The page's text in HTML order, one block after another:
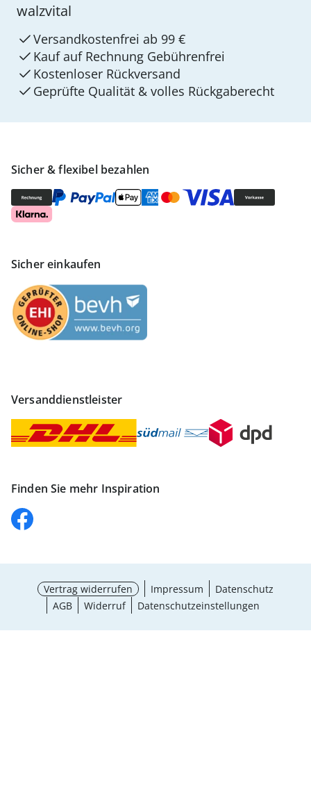
Sicher & flexibel bezahlen
Sicher einkaufen
Versanddienstleister
Finden Sie mehr Inspiration
walzvital
Versandkostenfrei ab 99 €
Kauf auf Rechnung Gebührenfrei
Kostenloser Rückversand
Geprüfte Qualität & volles Rückgaberecht
Vertrag widerrufen Impressum
Datenschutz
AGB
Widerruf Datenschutzeinstellungen